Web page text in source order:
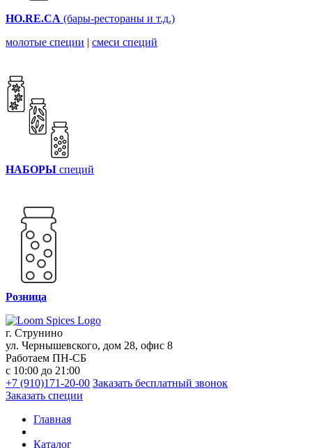
HO.RE.CA (бары-рестораны и т.д.)
молотые специи | смеси специй
НАБОРЫ специй
Розница
г. Струнино
ул. Чернышевского, дом 28, офис 8
Работаем ПН-СБ
с 10:00 до 21:00
+7 (910)171-20-00 Заказать бесплатный звонок
Заказать специи
Главная
Каталог